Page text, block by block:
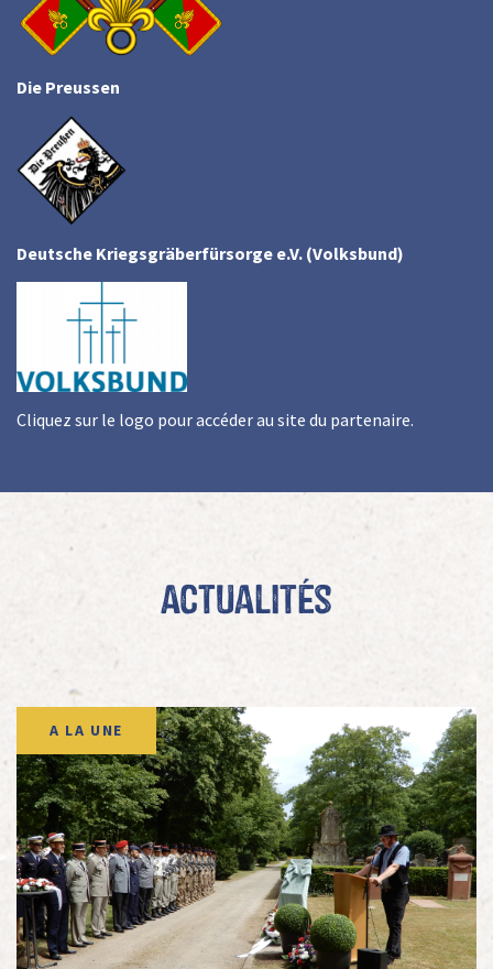
Die Preussen
Deutsche Kriegsgräberfürsorge e.V. (Volksbund)
Cliquez sur le logo pour accéder au site du partenaire.
Actualités